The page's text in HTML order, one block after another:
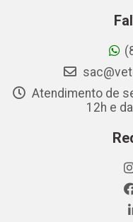
Atendimento de
12h e